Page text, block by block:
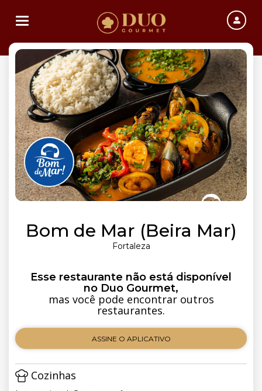
Toggle navigation
Bom de Mar (Beira Mar)
Fortaleza
Esse restaurante não está disponível
no Duo Gourmet,
mas você pode encontrar outros
restaurantes.
ASSINE O APLICATIVO
Cozinhas